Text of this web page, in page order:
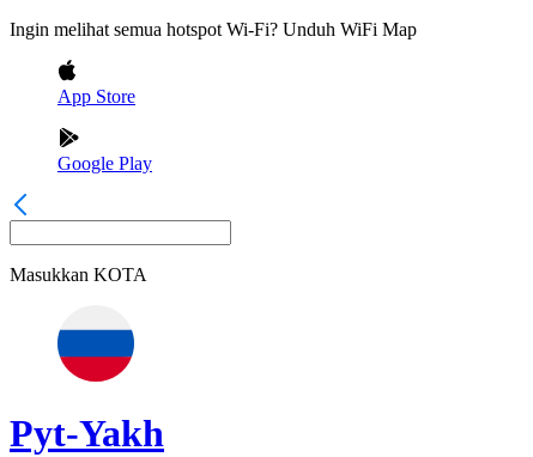
Ingin melihat semua hotspot Wi-Fi? Unduh WiFi Map
App Store
Google Play
Masukkan KOTA
Pyt-Yakh